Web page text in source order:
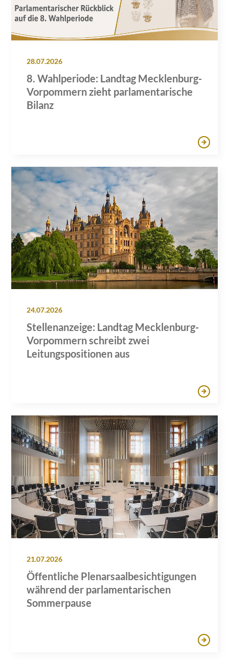
28.07.2026
8. Wahlperiode: Landtag Mecklenburg-
Vorpommern zieht parlamentarische
Bilanz
24.07.2026
Stellenanzeige: Landtag Mecklenburg-
Vorpommern schreibt zwei
Leitungspositionen aus
21.07.2026
Öffentliche Plenarsaalbesichtigungen
während der parlamentarischen
Sommerpause